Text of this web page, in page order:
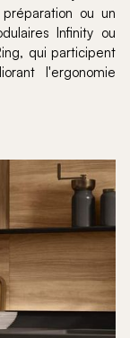
ou un
Infinity ou
qui participent
l'ergonomie